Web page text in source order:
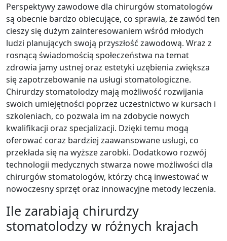
Perspektywy zawodowe dla chirurgów stomatologów
są obecnie bardzo obiecujące, co sprawia, że zawód ten
cieszy się dużym zainteresowaniem wśród młodych
ludzi planujących swoją przyszłość zawodową. Wraz z
rosnącą świadomością społeczeństwa na temat
zdrowia jamy ustnej oraz estetyki uzębienia zwiększa
się zapotrzebowanie na usługi stomatologiczne.
Chirurdzy stomatolodzy mają możliwość rozwijania
swoich umiejętności poprzez uczestnictwo w kursach i
szkoleniach, co pozwala im na zdobycie nowych
kwalifikacji oraz specjalizacji. Dzięki temu mogą
oferować coraz bardziej zaawansowane usługi, co
przekłada się na wyższe zarobki. Dodatkowo rozwój
technologii medycznych stwarza nowe możliwości dla
chirurgów stomatologów, którzy chcą inwestować w
nowoczesny sprzęt oraz innowacyjne metody leczenia.
Ile zarabiają chirurdzy
stomatolodzy w różnych krajach